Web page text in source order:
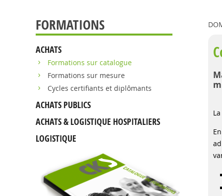
FORMATIONS
ACHATS
Formations sur catalogue
Formations sur mesure
Cycles certifiants et diplômants
ACHATS PUBLICS
ACHATS & LOGISTIQUE HOSPITALIERS
LOGISTIQUE